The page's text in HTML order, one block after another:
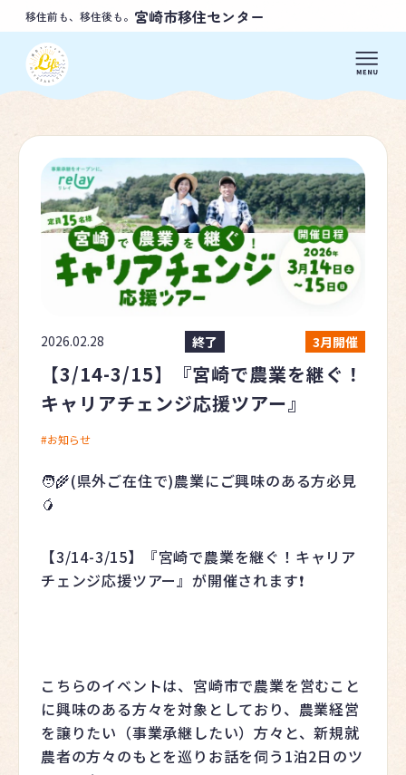
移住前も、移住後も。 宮崎市移住センター
2026.02.28 終了 3月開催
【3/14-3/15】『宮崎で農業を継ぐ！
キャリアチェンジ応援ツアー』
お知らせ
🧑‍🌾(県外ご在住で)農業にご興味のある方必見
🥭
【3/14-3/15】『宮崎で農業を継ぐ！キャリア
チェンジ応援ツアー』が開催されます❗️
こちらのイベントは、宮崎市で農業を営むこと
に興味のある方々を対象としており、農業経営
を譲りたい（事業承継したい）方々と、新規就
農者の方々のもとを巡りお話を伺う1泊2日のツ